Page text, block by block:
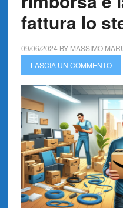
fattura lo
09/06/2024 BY MASSIMO
LASCIA UN COMMENTO